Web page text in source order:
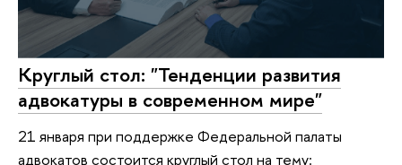
Круглый стол: "Тенденции развития
адвокатуры в современном мире"
21 января при поддержке Федеральной палаты
адвокатов состоится круглый стол на тему: